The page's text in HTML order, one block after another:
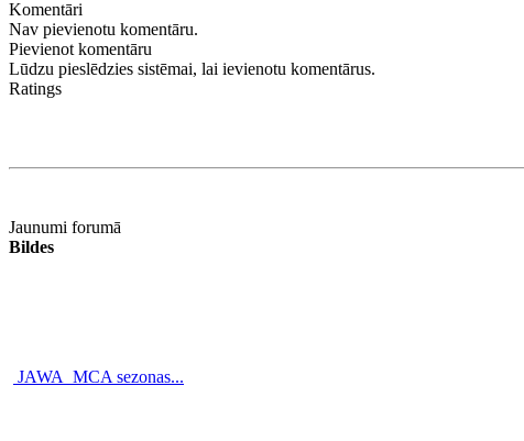
Komentāri
Nav pievienotu komentāru.
Pievienot komentāru
Lūdzu pieslēdzies sistēmai, lai ievienotu komentārus.
Ratings
Jaunumi forumā
Bildes
JAWA_MCA sezonas...